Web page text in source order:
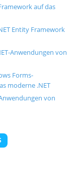
auf das
Entity Framework
Anwendungen von
Forms-
moderne .NET
von